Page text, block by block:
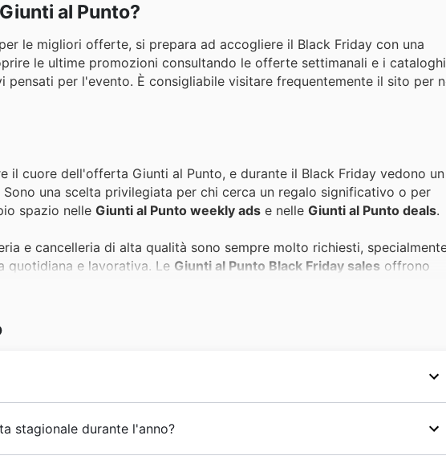
al Punto?
le migliori offerte, si prepara ad accogliere il Black Friday con una
le ultime promozioni consultando le offerte settimanali e i cataloghi
per l'evento. È consigliabile visitare frequentemente il sito per
il cuore dell'offerta Giunti al Punto, e durante il Black Friday vedono un
una scelta privilegiata per chi cerca un regalo significativo o per
spazio nelle Giunti al Punto weekly ads e nelle Giunti al Punto deals.
e cancelleria di alta qualità sono sempre molto richiesti,
quotidiana e lavorativa. Le Giunti al Punto Black Friday sales offrono
giochi educativi e per bambini riscuote un enorme successo,
speciali che li rendono protagonisti delle
categorie con sconti significativi. È il momento ideale per
delle vantaggioseGiunti al Punto offers.
una profonda passione per i libri e la diffusione del sapere,
il valore della lettura e la qualità delle proposte editoriali, in
stagionale durante l'anno?